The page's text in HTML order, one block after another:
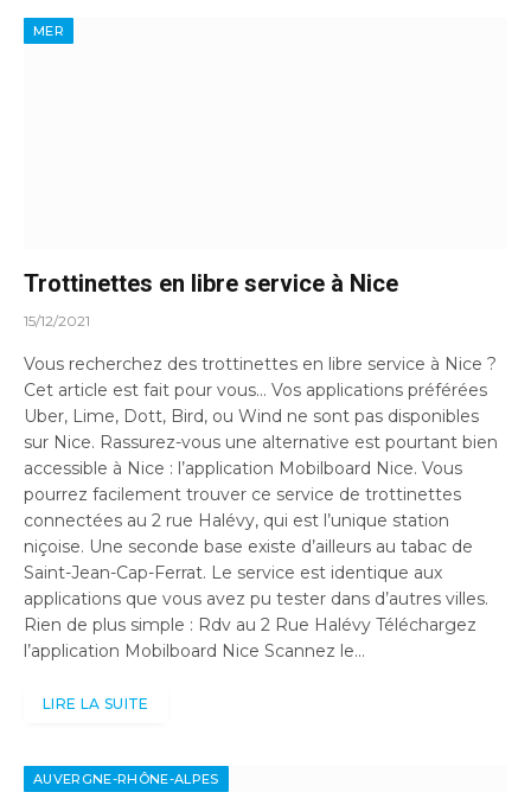
MER
Trottinettes en libre service à Nice
15/12/2021
Vous recherchez des trottinettes en libre service à Nice ?
Cet article est fait pour vous… Vos applications préférées
Uber, Lime, Dott, Bird, ou Wind ne sont pas disponibles
sur Nice. Rassurez-vous une alternative est pourtant bien
accessible à Nice : l’application Mobilboard Nice. Vous
pourrez facilement trouver ce service de trottinettes
connectées au 2 rue Halévy, qui est l’unique station
niçoise. Une seconde base existe d’ailleurs au tabac de
Saint-Jean-Cap-Ferrat. Le service est identique aux
applications que vous avez pu tester dans d’autres villes.
Rien de plus simple : Rdv au 2 Rue Halévy Téléchargez
l’application Mobilboard Nice Scannez le…
LIRE LA SUITE
AUVERGNE-RHÔNE-ALPES